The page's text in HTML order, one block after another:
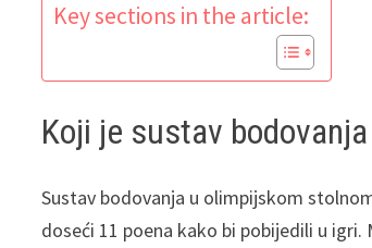
Key sections in the article:
Koji je sustav
Sustav bodovanja u olimpijskom
doseći 11 poena kako bi pobijedili u